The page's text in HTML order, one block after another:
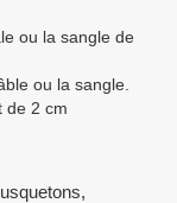
ou la sangle de
ou la sangle.
de 2 cm